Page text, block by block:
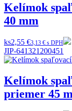
Kelímok
40 mm
ks2,55 €3,13 € s DPH
JIP-641321200451
Kelímok
priemer 45